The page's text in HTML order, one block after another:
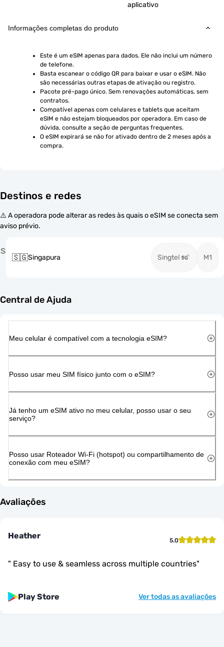
aplicativo
Informações completas do produto
Este é um eSIM apenas para dados. Ele não inclui um número
de telefone.
Basta escanear o código QR para baixar e usar o eSIM. Não
são necessárias outras etapas de ativação ou registro.
Pacote pré-pago único. Sem renovações automáticas, sem
contratos.
Compatível apenas com celulares e tablets que aceitam
eSIM e não estejam bloqueados por operadora. Em caso de
dúvida, consulte a seção de perguntas frequentes.
O eSIM expirará se não for ativado dentro de 2 meses após a
compra.
Destinos e redes
⚠️ A operadora pode alterar as redes às quais o eSIM se conecta sem
aviso prévio.
S
🇸🇬Singapura Singtel M1
Central de Ajuda
Meu celular é compatível com a tecnologia eSIM?
Posso usar meu SIM físico junto com o eSIM?
Já tenho um eSIM ativo no meu celular, posso usar o seu
serviço?
Posso usar Roteador Wi-Fi (hotspot) ou compartilhamento de
conexão com meu eSIM?
Avaliações
Heather 5.0
" Easy to use & seamless across multiple countries"
Play Store Ver todas as avaliações